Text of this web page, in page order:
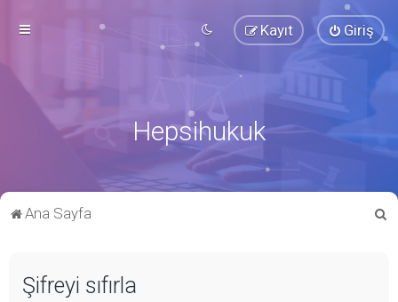
Giriş
Kayıt
Hepsihukuk
Ana Sayfa
Şifreyi sıfırla